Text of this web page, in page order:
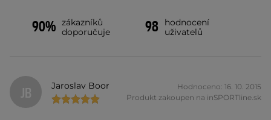
90% zákazníků
doporučuje
98
hodnocení
uživatelů
JB Jaroslav Boor
Hodnoceno: 16. 10. 2015
Produkt zakoupen na inSPORTline.sk